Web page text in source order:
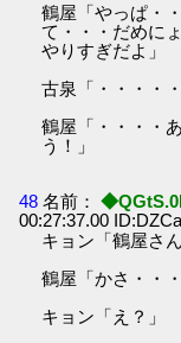
鶴屋「やっぱ・
て・・・だめに
やりすぎだよ」
古泉「・・・・
鶴屋「・・・・
う！」
48 名前：
00:27:37.00
キョン「鶴屋さ
鶴屋「かさ・・・
キョン「え？」